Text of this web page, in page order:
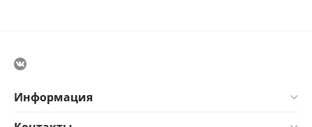
Информация